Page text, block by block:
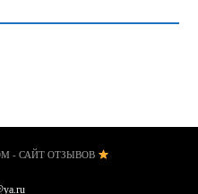
- САЙТ ОТЗЫВОВ